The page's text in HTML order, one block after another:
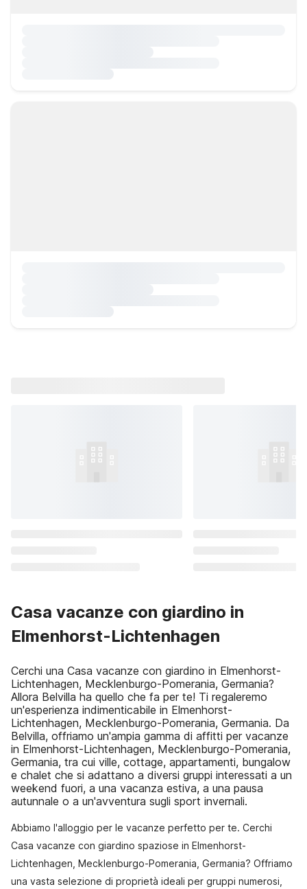
Casa vacanze con giardino in
Elmenhorst-Lichtenhagen
Cerchi una Casa vacanze con giardino in Elmenhorst-
Lichtenhagen, Mecklenburgo-Pomerania, Germania?
Allora Belvilla ha quello che fa per te! Ti regaleremo
un'esperienza indimenticabile in Elmenhorst-
Lichtenhagen, Mecklenburgo-Pomerania, Germania. Da
Belvilla, offriamo un'ampia gamma di affitti per vacanze
in Elmenhorst-Lichtenhagen, Mecklenburgo-Pomerania,
Germania, tra cui ville, cottage, appartamenti, bungalow
e chalet che si adattano a diversi gruppi interessati a un
weekend fuori, a una vacanza estiva, a una pausa
autunnale o a un'avventura sugli sport invernali.
Abbiamo l'alloggio per le vacanze perfetto per te. Cerchi
Casa vacanze con giardino spaziose in Elmenhorst-
Lichtenhagen, Mecklenburgo-Pomerania, Germania? Offriamo
una vasta selezione di proprietà ideali per gruppi numerosi,